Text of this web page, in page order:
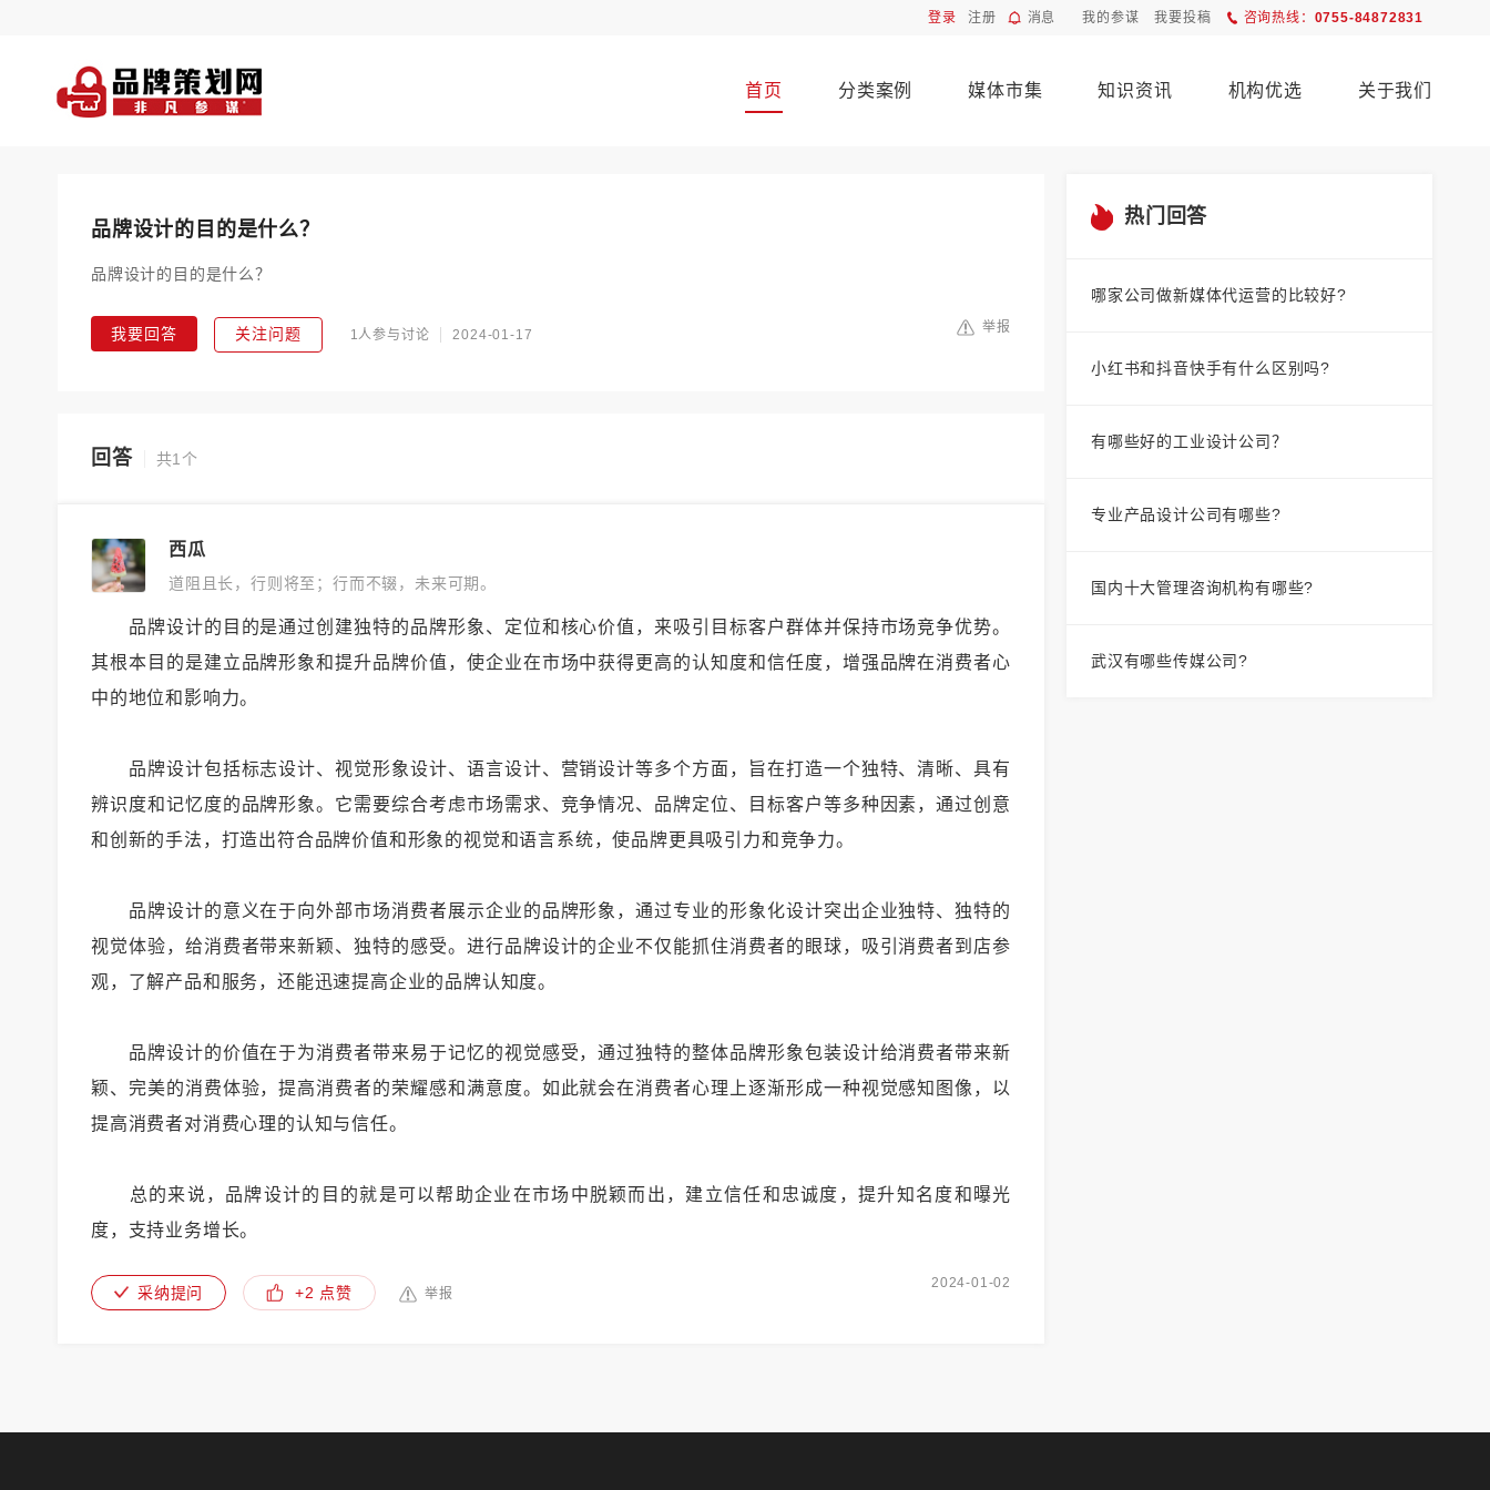
登录 注册 消息 我的参谋 我要投稿 咨询热线： 0755-84872831
首页 分类案例 媒体市集 知识资讯 机构优选 关于我们
品牌设计的目的是什么？
品牌设计的目的是什么？
我要回答 关注问题 1人参与讨论 2024-01-17 举报
回答 共1个
西瓜
道阻且长，行则将至；行而不辍，未来可期。
品牌设计的目的是通过创建独特的品牌形象、定位和核心价值，来吸引目标客户群体并保持市场竞争优势。
其根本目的是建立品牌形象和提升品牌价值，使企业在市场中获得更高的认知度和信任度，增强品牌在消费者心
中的地位和影响力。
品牌设计包括标志设计、视觉形象设计、语言设计、营销设计等多个方面，旨在打造一个独特、清晰、具有
辨识度和记忆度的品牌形象。它需要综合考虑市场需求、竞争情况、品牌定位、目标客户等多种因素，通过创意
和创新的手法，打造出符合品牌价值和形象的视觉和语言系统，使品牌更具吸引力和竞争力。
品牌设计的意义在于向外部市场消费者展示企业的品牌形象，通过专业的形象化设计突出企业独特、独特的
视觉体验，给消费者带来新颖、独特的感受。进行品牌设计的企业不仅能抓住消费者的眼球，吸引消费者到店参
观，了解产品和服务，还能迅速提高企业的品牌认知度。
品牌设计的价值在于为消费者带来易于记忆的视觉感受，通过独特的整体品牌形象包装设计给消费者带来新
颖、完美的消费体验，提高消费者的荣耀感和满意度。如此就会在消费者心理上逐渐形成一种视觉感知图像，以
提高消费者对消费心理的认知与信任。
总的来说，品牌设计的目的就是可以帮助企业在市场中脱颖而出，建立信任和忠诚度，提升知名度和曝光
度，支持业务增长。
采纳提问 +2 点赞 举报
2024-01-02
热门回答
哪家公司做新媒体代运营的比较好?
小红书和抖音快手有什么区别吗?
有哪些好的工业设计公司？
专业产品设计公司有哪些?
国内十大管理咨询机构有哪些?
武汉有哪些传媒公司?